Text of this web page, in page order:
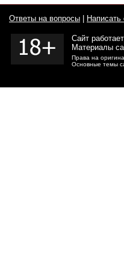
Ответы на вопросы
Сайт
Материалы
Права на
Основные темы